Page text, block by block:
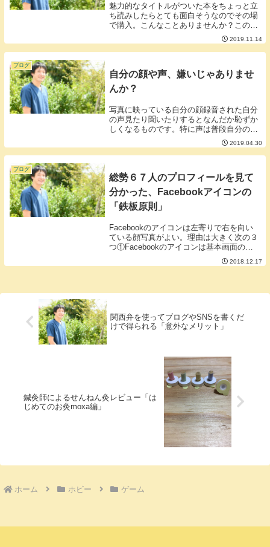
魅力的なタイトルがついた本をちょっと立
ち読みしたらとても面白そうなのでその場
で購入。こんなことありませんか？このア
クションちょっと考え直したほうがいいか
もしれません。なぜなら最近分厚いだけで
言いたいことは前半で終結している本が多
2019.11.14
ブログ
自分の顔や声、嫌いじゃありませ
んか？
写真に映っている自分の顔録音された自分
の声見たり聞いたりするとなんだか恥ずか
しくなるものです。特に声は普段自分の耳
から入ってくる肉声とギャップがあり「こ
れは自分の声じゃない」と思うことさえあ
ります。■自分の顔や声を好きになる方法
2019.04.30
ブログ
総勢６７人のプロフィールを見て
分かった、Facebookアイコンの
「鉄板原則」
Facebookのアイコンは左寄りで右を向い
ている顔写真がよい。理由は大きく次の３
つ①Facebookのアイコンは基本画面の左
に表示される。②横書きの文章は左から右
に読む③Facebookのリアクションのマー
2018.12.17
関西弁を使ってブログやSNSを書くだ
けで得られる「意外なメリット」
鍼灸師によるせんねん灸レビュー「は
じめてのお灸moxa編」
ホーム ホビー ゲーム